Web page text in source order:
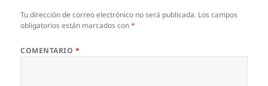
Tu dirección de correo electrónico no será publicada. Los campos
obligatorios están marcados con*
COMENTARIO *